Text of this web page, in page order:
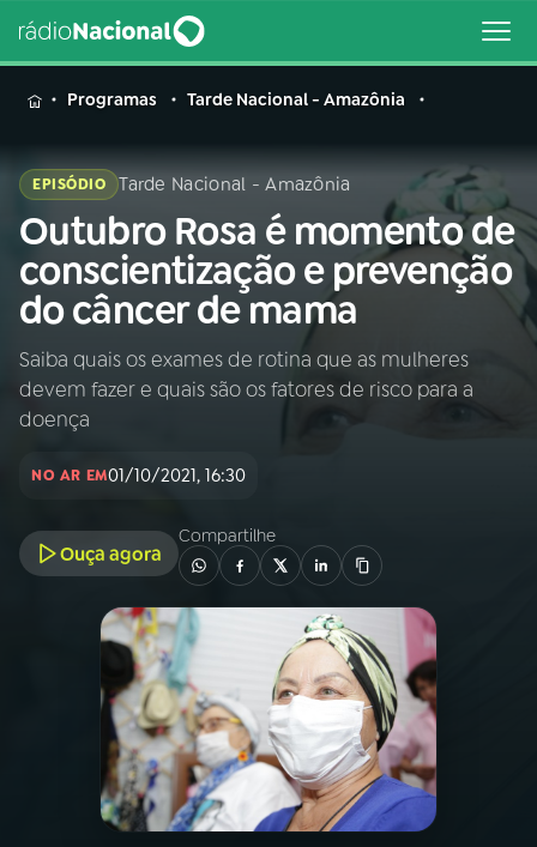
MENU
Buscar
na
Rádio
Nacional
Buscar
AO VIVO
PROGRAMAS
PODCASTS
VIDEOCASTS
Programas Tarde Nacional - Amazônia
EPISÓDIO Tarde Nacional - Amazônia
Outubro Rosa é momento de
conscientização e prevenção
do câncer de mama
Saiba quais os exames de rotina que as mulheres
devem fazer e quais são os fatores de risco para a
doença
NO AR EM01/10/2021, 16:30
Ouça agora
Compartilhe